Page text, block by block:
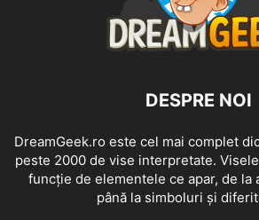
DESPRE NOI
DreamGeek.ro este cel mai complet
peste 2000 de vise interpretate.
funcție de elementele ce apar, de la
până la simboluri și